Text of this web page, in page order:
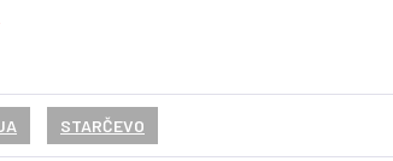
STARČEVO